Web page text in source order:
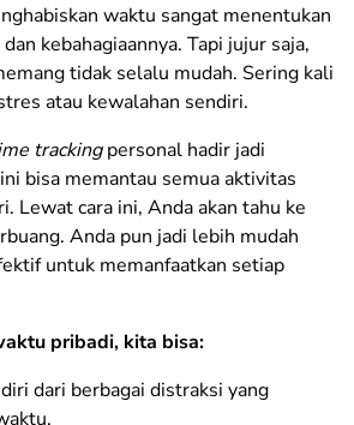
waktu sangat menentukan
kebahagiaannya. Tapi jujur saja,
tidak selalu mudah. Sering kali
atau kewalahan sendiri.
trackingpersonal hadir jadi
bisa memantau semua aktivitas
Lewat cara ini, Anda akan tahu ke
Anda pun jadi lebih mudah
untuk memanfaatkan setiap
pribadi, kita bisa:
dari berbagai distraksi yang